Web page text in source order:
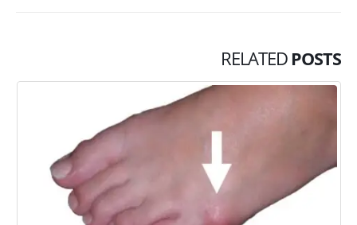
RELATED POSTS